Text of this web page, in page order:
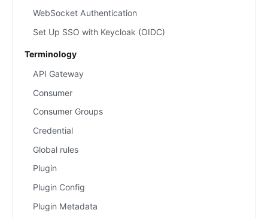
WebSocket Authentication
Set Up SSO with Keycloak (OIDC)
Terminology
API Gateway
Consumer
Consumer Groups
Credential
Global rules
Plugin
Plugin Config
Plugin Metadata